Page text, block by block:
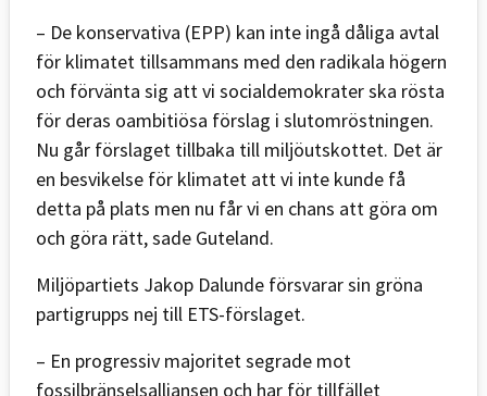
– De konservativa (EPP) kan inte ingå dåliga avtal
för klimatet tillsammans med den radikala högern
och förvänta sig att vi socialdemokrater ska rösta
för deras oambitiösa förslag i slutomröstningen.
Nu går förslaget tillbaka till miljöutskottet. Det är
en besvikelse för klimatet att vi inte kunde få
detta på plats men nu får vi en chans att göra om
och göra rätt, sade Guteland.
Miljöpartiets Jakop Dalunde försvarar sin gröna
partigrupps nej till ETS-förslaget.
– En progressiv majoritet segrade mot
fossilbränselsalliansen och har för tillfället